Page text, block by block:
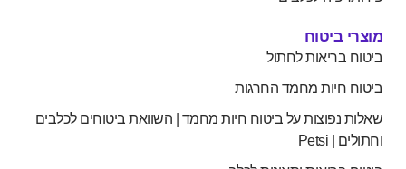
מוצרי ביטוח
ביטוח בריאות לחתול
ביטוח חיות מחמד החרגות
שאלות נפוצות על ביטוח חיות מחמד | השוואת ביטוחים לכלבים
וחתולים | Petsi